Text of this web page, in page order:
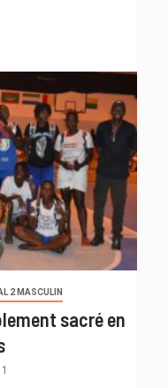
2 MASCULIN
sacré en
1